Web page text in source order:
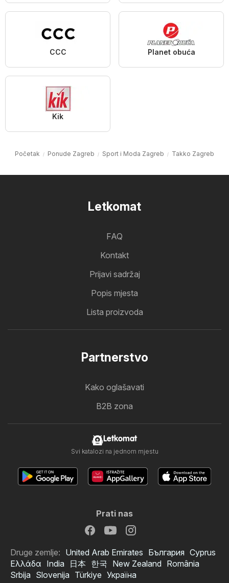
CCC Planet obuća
Kik
Početak Ponude Zagreb Sport i Moda Zagreb Takko Zagreb
Letkomat
FAQ
Kontakt
Prijavi sadržaj
Popis mjesta
Lista proizvoda
Partnerstvo
Kako oglašavati
B2B zona
Letkomat
Svi katalozi na jednom mjestu
Prati nas
Druge zemlje: United Arab Emirates България Cyprus
Ελλάδα India 日本 한국 New Zealand România
Srbija Slovenija Türkiye Україна